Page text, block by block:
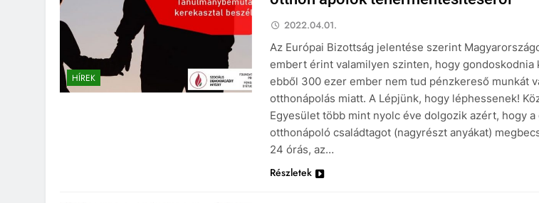
HÍREK
2022.04.01.
Az Európai Bizottság jelentése szerint
embert érint valamilyen szinten, hogy gondoskodnia
ebből 300 ezer ember nem tud pénzkereső munkát
otthonápolás miatt. A Lépjünk, hogy léphessenek!
Egyesület több mint nyolc éve dolgozik azért, hogy
otthonápoló családtagot (nagyrészt anyákat)
24 órás, az…
Részletek